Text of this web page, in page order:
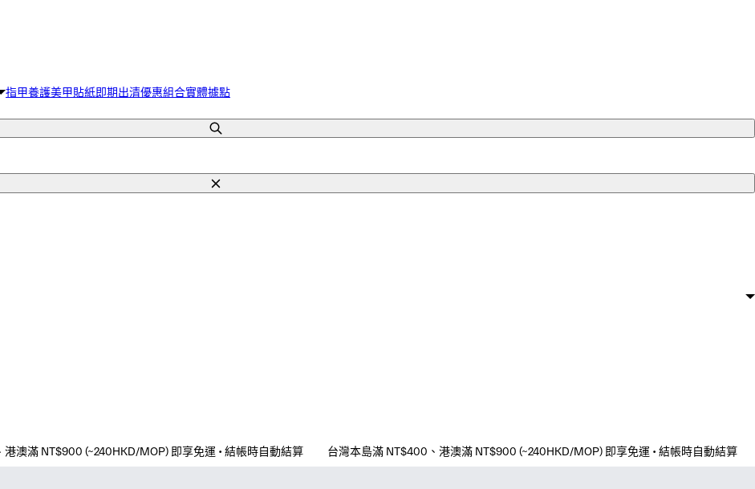
指甲養護美甲貼紙即期出清優惠組合實體據點
尋
關
閉
MOP) 即享免運 • 結帳時自動結算 台灣本島滿 NT$400、港澳滿 NT$900 (~240HKD/MOP) 即享免運 • 結帳時自動結算 台灣本島滿